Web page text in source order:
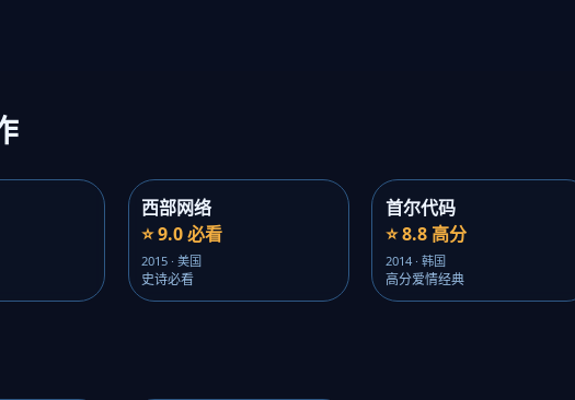
西部网络
⭐ 9.0 必看
2015 · 美国
史诗必看
首尔代码
⭐ 8.8 高分
2014 · 韩国
高分爱情经典